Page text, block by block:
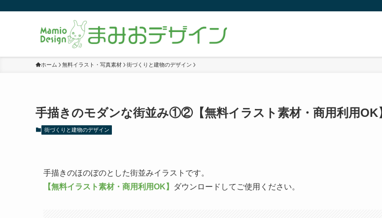
ホーム 無料イラスト・写真素材 街づくりと建物のデザイン
手描きのモダンな街並み①②【無料イラスト素材・商用利用OK
街づくりと建物のデザイン
手描きのほのぼのとした街並みイラストです。
【無料イラスト素材・商用利用OK】
ダウンロードしてご使用ください。